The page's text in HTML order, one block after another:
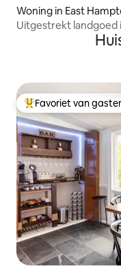
Woning in East
Uitgestrekt landgoed
Topfavoriet van
Favoriet van